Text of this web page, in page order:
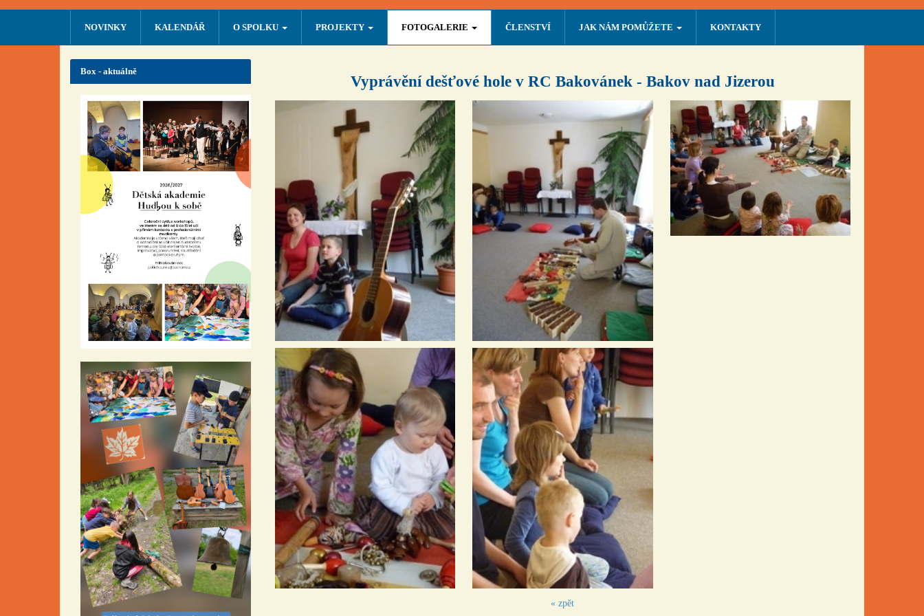
NOVINKY KALENDÁŘ O SPOLKU PROJEKTY FOTOGALERIE ČLENSTVÍ JAK NÁM POMŮŽETE KONTAKTY
Vyprávění dešťové hole v RC Bakovánek - Bakov nad Jizerou
« zpět
Box - aktuálně